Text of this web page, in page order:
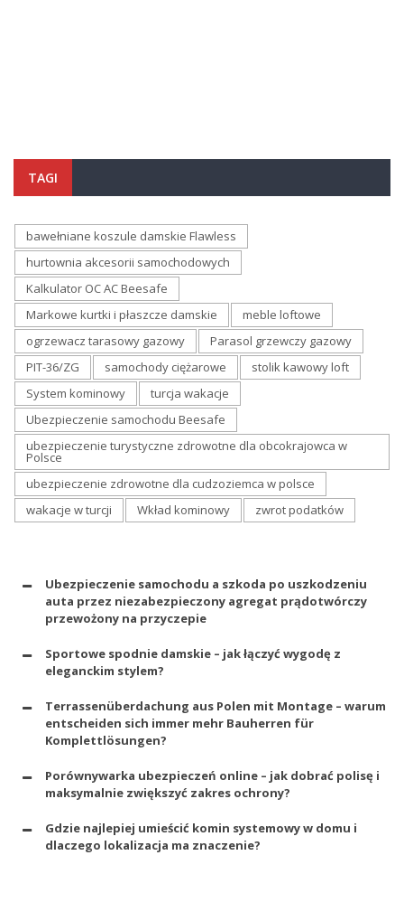
TAGI
bawełniane koszule damskie Flawless
hurtownia akcesorii samochodowych
Kalkulator OC AC Beesafe
Markowe kurtki i płaszcze damskie
meble loftowe
ogrzewacz tarasowy gazowy
Parasol grzewczy gazowy
PIT-36/ZG
samochody ciężarowe
stolik kawowy loft
System kominowy
turcja wakacje
Ubezpieczenie samochodu Beesafe
ubezpieczenie turystyczne zdrowotne dla obcokrajowca w
Polsce
ubezpieczenie zdrowotne dla cudzoziemca w polsce
wakacje w turcji
Wkład kominowy zwrot podatków
Ubezpieczenie samochodu a szkoda po uszkodzeniu
auta przez niezabezpieczony agregat prądotwórczy
przewożony na przyczepie
Sportowe spodnie damskie – jak łączyć wygodę z
eleganckim stylem?
Terrassenüberdachung aus Polen mit Montage – warum
entscheiden sich immer mehr Bauherren für
Komplettlösungen?
Porównywarka ubezpieczeń online – jak dobrać polisę i
maksymalnie zwiększyć zakres ochrony?
Gdzie najlepiej umieścić komin systemowy w domu i
dlaczego lokalizacja ma znaczenie?